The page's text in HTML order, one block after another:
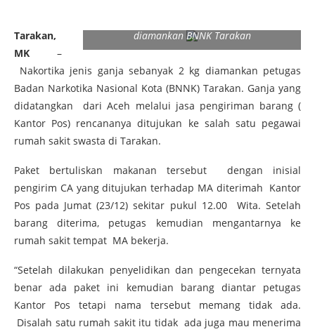
diamankan BNNK Tarakan
Tarakan,
MK –
Nakortika jenis ganja sebanyak 2 kg diamankan petugas
Badan Narkotika Nasional Kota (BNNK) Tarakan. Ganja yang
didatangkan dari Aceh melalui jasa pengiriman barang (
Kantor Pos) rencananya ditujukan ke salah satu pegawai
rumah sakit swasta di Tarakan.
Paket bertuliskan makanan tersebut dengan inisial
pengirim CA yang ditujukan terhadap MA diterimah Kantor
Pos pada Jumat (23/12) sekitar pukul 12.00 Wita. Setelah
barang diterima, petugas kemudian mengantarnya ke
rumah sakit tempat MA bekerja.
“Setelah dilakukan penyelidikan dan pengecekan ternyata
benar ada paket ini kemudian barang diantar petugas
Kantor Pos tetapi nama tersebut memang tidak ada.
Disalah satu rumah sakit itu tidak ada juga mau menerima